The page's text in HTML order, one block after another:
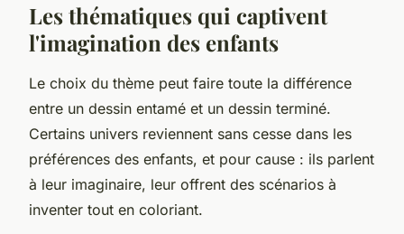
Les thématiques qui captivent
l'imagination des enfants
Le choix du thème peut faire toute la différence
entre un dessin entamé et un dessin terminé.
Certains univers reviennent sans cesse dans les
préférences des enfants, et pour cause : ils parlent
à leur imaginaire, leur offrent des scénarios à
inventer tout en coloriant.